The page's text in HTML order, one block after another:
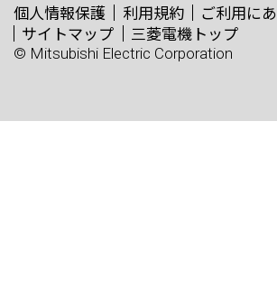
個人情報保護 利用規約
ご利用に
サイトマップ
三菱電機トップ
© Mitsubishi Electric Corporation